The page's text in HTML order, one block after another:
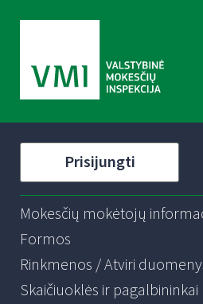
Prisijungti
Mokesčių mokėtojų
Formos
Rinkmenos / Atviri
Skaičiuoklės ir pagalbininkai